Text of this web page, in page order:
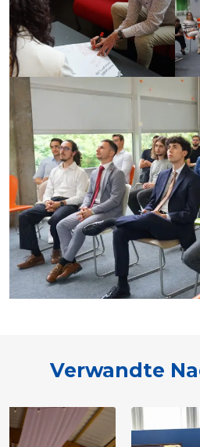
Verwandte